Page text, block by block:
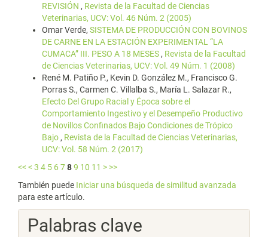
REVISIÓN , Revista de la Facultad de Ciencias
Veterinarias, UCV: Vol. 46 Núm. 2 (2005)
Omar Verde, SISTEMA DE PRODUCCIÓN CON BOVINOS
DE CARNE EN LA ESTACIÓN EXPERIMENTAL “LA
CUMACA” III. PESO A 18 MESES , Revista de la Facultad
de Ciencias Veterinarias, UCV: Vol. 49 Núm. 1 (2008)
René M. Patiño P., Kevin D. González M., Francisco G.
Porras S., Carmen C. Villalba S., María L. Salazar R.,
Efecto Del Grupo Racial y Época sobre el
Comportamiento Ingestivo y el Desempeño Productivo
de Novillos Confinados Bajo Condiciones de Trópico
Bajo , Revista de la Facultad de Ciencias Veterinarias,
UCV: Vol. 58 Núm. 2 (2017)
<< < 3 4 5 6789 10 11 > >>
También puede Iniciar una búsqueda de similitud avanzada
para este artículo.
Palabras clave